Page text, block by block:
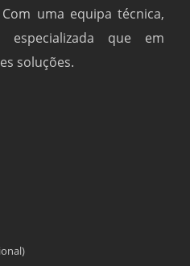
uma equipa técnica,
que em
soluções.